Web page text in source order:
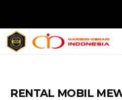
RENTAL MOBIL